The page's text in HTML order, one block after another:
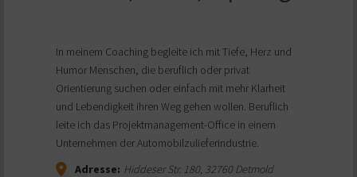
In meinem Coaching begleite ich mit Tiefe, Herz und
Humor Menschen, die beruflich oder privat
Orientierung suchen oder einfach mit mehr Klarheit
und Lebendigkeit ihren Weg gehen wollen. Beruflich
leite ich das Projektmanagement-Office in einem
Unternehmen der Automobilzulieferindustrie.
Adresse: Hiddeser Str. 180, 32760Detmold